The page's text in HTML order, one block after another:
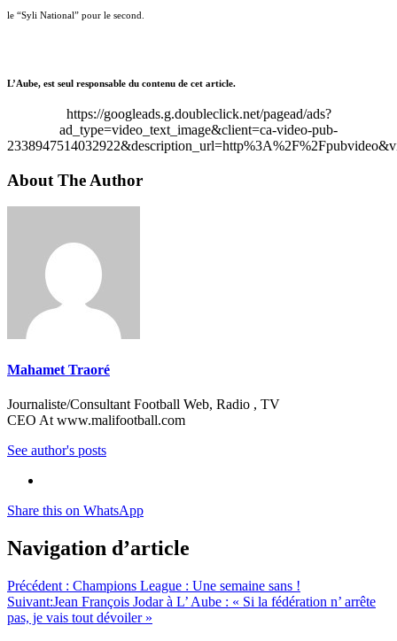
le “Syli National” pour le second.
L’Aube, est seul responsable du contenu de cet article.
https://googleads.g.doubleclick.net/pagead/ads?
ad_type=video_text_image&client=ca-video-pub-
About The Author
Mahamet Traoré
Journaliste/Consultant Football Web, Radio , TV
CEO At www.malifootball.com
See author's posts
Share this on WhatsApp
Navigation d’article
Précédent : Champions League : Une semaine sans !
Suivant:Jean François Jodar à L’ Aube : « Si la fédération n’ arrête
pas, je vais tout dévoiler »